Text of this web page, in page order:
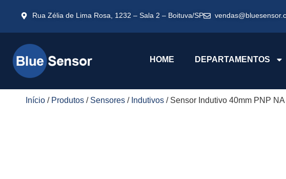
Rua Zélia de Lima Rosa, 1232 – Sala 2 – Boituva/SP
HOME DEPARTAMENTOS
Início / Produtos / Sensores / Indutivos / Sensor Indutivo 40mm PNP